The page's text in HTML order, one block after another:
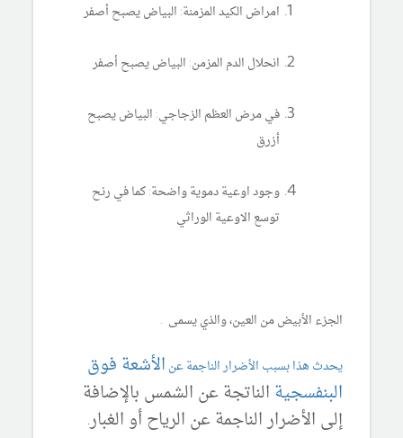
امراض الكيد المزمنة: البياض يصبح أصفر
انحلال الدم المزمن: البياض يصبح أصفر
في مرض العظم الزجاجي: البياض يصبح
أزرق
وجود اوعية دموية واضحة: كما في رنح
توسع الاوعية الوراثي
الجزء الأبيض من العين، والذي يسمى .
يحدث هذا بسبب الأضرار الناجمة عن الأشعة فوق
البنفسجية الناتجة عن الشمس بالإضافة
إلى الأضرار الناجمة عن الرياح أو الغبار.